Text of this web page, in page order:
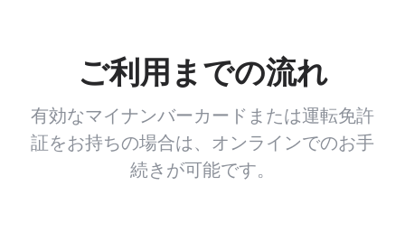
ご利用までの流れ
有効なマイナンバーカードまたは運転免許
証をお持ちの場合は、オンラインでのお手
続きが可能です。